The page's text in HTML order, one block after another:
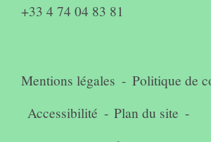
+33 4 74 04 83 81
Mentions légales - Politique de
Accessibilité - Plan du site -